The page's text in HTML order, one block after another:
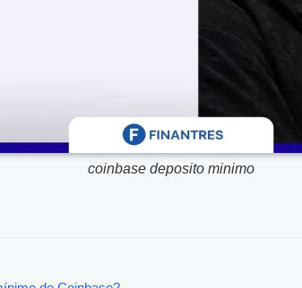
coinbase deposito minimo